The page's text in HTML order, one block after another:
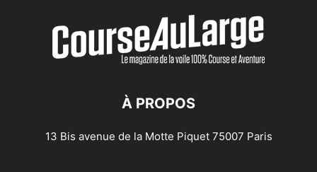
À PROPOS
13 Bis avenue de la Motte Piquet 75007 Paris